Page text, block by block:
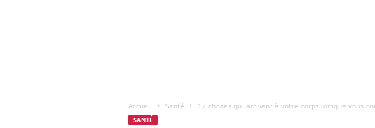
Accueil Santé 17 choses qui arrivent à votre corps lorsque vous
SANTÉ